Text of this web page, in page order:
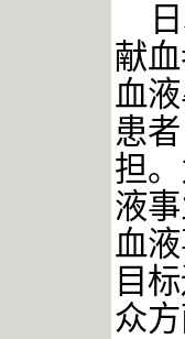
献
血
患
担
液
血
目
众